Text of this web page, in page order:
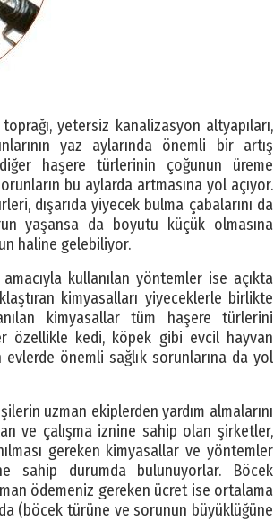
yetersiz kanalizasyon altyapıları,
yaz aylarında önemli bir artış
haşere türlerinin çoğunun üreme
bu aylarda artmasına yol açıyor.
dışarıda yiyecek bulma çabalarını da
yaşansa da boyutu küçük olmasına
haline gelebiliyor.
kullanılan yöntemler ise açıkta
kimyasalları yiyeceklerle birlikte
kimyasallar tüm haşere türlerini
özellikle kedi, köpek gibi evcil hayvan
önemli sağlık sorunlarına da yol
uzman ekiplerden yardım almalarını
ve çalışma iznine sahip olan şirketler,
gereken kimyasallar ve yöntemler
sahip durumda bulunuyorlar. Böcek
ödemeniz gereken ücret ise ortalama
(böcek türüne ve sorunun büyüklüğüne